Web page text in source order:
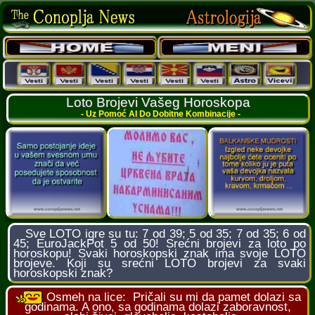
Loto Brojevi Vašeg Horoskopa
- Uz Pomoć AI Do Dobitne Kombinacije -
Sve LOTO igre su tu: 7 od 39; 5 od 35; 7 od 35; 6 od
45; EuroJackPot 5 od 50! Srećni brojevi za loto po
horoskopu! Svaki horoskopski znak ima svoje LOTO
brojeve. Koji su srećni LOTO brojevi za svaki
horoskopski znak?
Osmeh na lice: Pričali su mi da pamet dolazi sa
godinama. A ono, sa godinama dolazi zaboravnost,